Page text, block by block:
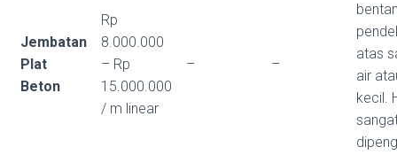
Jembatan
Plat
Beton
Rp
8.000.000
– Rp
15.000.000
/ m linear
– –
atas
air
kecil.